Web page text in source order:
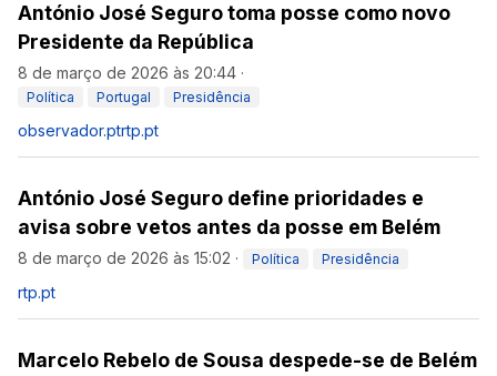
António José Seguro toma posse como novo
Presidente da República
8 de março de 2026 às 20:44 ·
Política Portugal Presidência
observador.ptrtp.pt
António José Seguro define prioridades e
avisa sobre vetos antes da posse em Belém
8 de março de 2026 às 15:02 · Política Presidência
rtp.pt
Marcelo Rebelo de Sousa despede-se de Belém